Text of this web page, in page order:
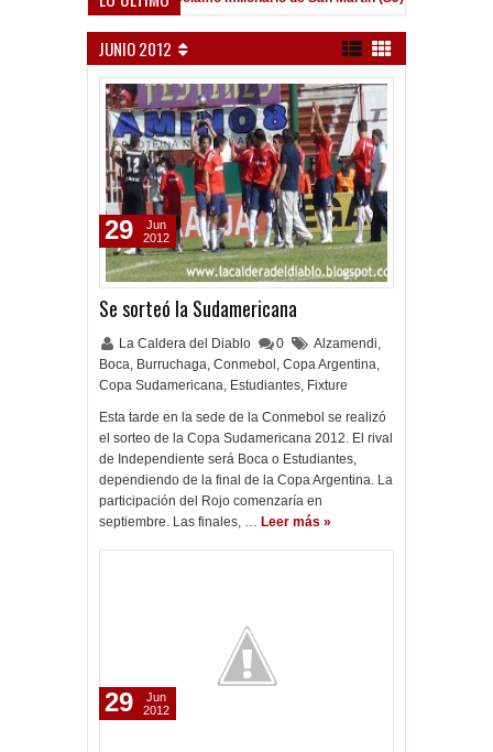
JUNIO 2012
Se sorteó la Sudamericana
La Caldera del Diablo 0 Alzamendi,
Boca, Burruchaga, Conmebol , Copa Argentina,
Copa Sudamericana, Estudiantes, Fixture
Esta tarde en la sede de la Conmebol se realizó
el sorteo de la Copa Sudamericana 2012. El rival
de Independiente será Boca o Estudiantes,
dependiendo de la final de la Copa Argentina. La
participación del Rojo comenzaría en
septiembre. Las finales, … Leer más »
29
Jun
2012
29
Jun
2012